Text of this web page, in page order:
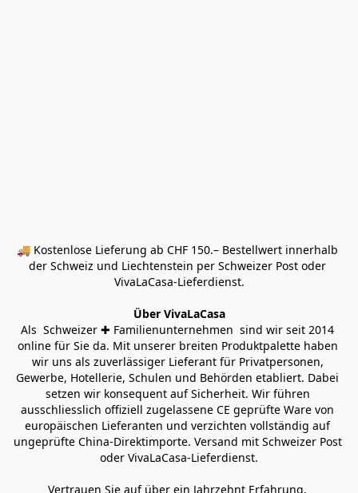
🚚 Kostenlose Lieferung ab CHF 150.– Bestellwert innerhalb
der Schweiz und Liechtenstein per Schweizer Post oder
VivaLaCasa-Lieferdienst.
Über VivaLaCasa
Als  Schweizer ✚ Familienunternehmen  sind wir seit 2014
online für Sie da. Mit unserer breiten Produktpalette haben
wir uns als zuverlässiger Lieferant für Privatpersonen,
Gewerbe, Hotellerie, Schulen und Behörden etabliert. Dabei
setzen wir konsequent auf Sicherheit. Wir führen
ausschliesslich offiziell zugelassene CE geprüfte Ware von
europäischen Lieferanten und verzichten vollständig auf
ungeprüfte China-Direktimporte. Versand mit Schweizer Post
oder VivaLaCasa-Lieferdienst.
Vertrauen Sie auf über ein Jahrzehnt Erfahrung,